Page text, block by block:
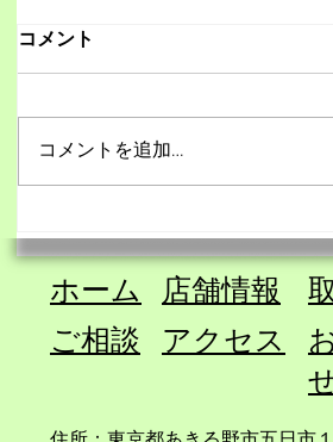
ご相談内容と料金設定の変更
談」を中心としていましたが、
このたび 相談内容を枠にとらわ
れず、より幅広くお受けできる形
こと 日々の悩みごと 人間関係・
感情 無意識の反応 氣の巡りや内
側のお話 必要に応じた各種セッ
ション（チャネリングセッション
／カードリーディング／ゼノバイ
コメント
コメントを追加…
ホーム ​店舗情報
​アクセス
ご相談